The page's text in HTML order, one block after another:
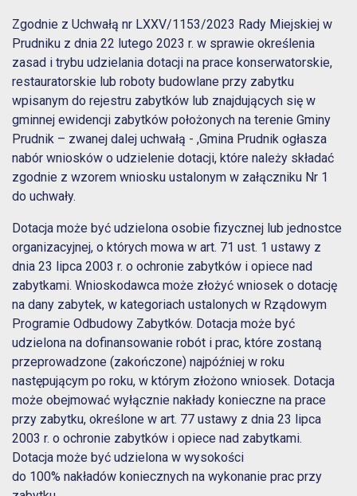
Zgodnie z Uchwałą nr LXXV/1153/2023 Rady Miejskiej w
Prudniku z dnia 22 lutego 2023 r. w sprawie określenia
zasad i trybu udzielania dotacji na prace konserwatorskie,
restauratorskie lub roboty budowlane przy zabytku
wpisanym do rejestru zabytków lub znajdujących się w
gminnej ewidencji zabytków położonych na terenie Gminy
Prudnik – zwanej dalej uchwałą - ,Gmina Prudnik ogłasza
nabór wniosków o udzielenie dotacji, które należy składać
zgodnie z wzorem wniosku ustalonym w załączniku Nr 1
do uchwały.
Dotacja może być udzielona osobie fizycznej lub jednostce
organizacyjnej, o których mowa w art. 71 ust. 1 ustawy z
dnia 23 lipca 2003 r. o ochronie zabytków i opiece nad
zabytkami. Wnioskodawca może złożyć wniosek o dotację
na dany zabytek, w kategoriach ustalonych w Rządowym
Programie Odbudowy Zabytków. Dotacja może być
udzielona na dofinansowanie robót i prac, które zostaną
przeprowadzone (zakończone) najpóźniej w roku
następującym po roku, w którym złożono wniosek. Dotacja
może obejmować wyłącznie nakłady konieczne na prace
przy zabytku, określone w art. 77 ustawy z dnia 23 lipca
2003 r. o ochronie zabytków i opiece nad zabytkami.
Dotacja może być udzielona w wysokości
do 100% nakładów koniecznych na wykonanie prac przy